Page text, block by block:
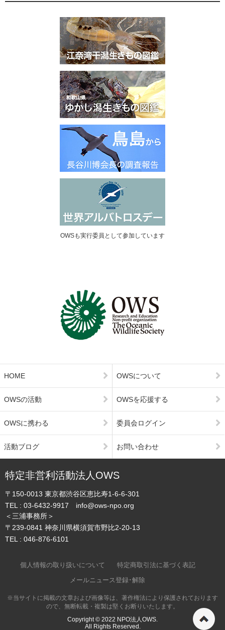
OWSも実行委員として参加しています
HOME
OWSの活動
OWSに携わる
活動ブログ
OWSについて
OWSを応援する
委員会ログイン
お問い合わせ
特定非営利活動法人OWS
〒150-0013 東京都渋谷区恵比寿1-6-6-301
TEL : 03-6432-9917
info@ows-npo.org
＜三浦事務所＞
〒239-0841 神奈川県横須賀市野比2-20-13
TEL : 046-876-6101
個人情報の取り扱いについて
特定商取引法に基づく表記
メールニュース登録･解除
※当サイトに掲載の文章および画像等は、著作権法により保護されております
ので、無断転載・複製は堅くお断りいたします。
Copyright © 2022 NPO法人OWS.
All Rights Reserved.